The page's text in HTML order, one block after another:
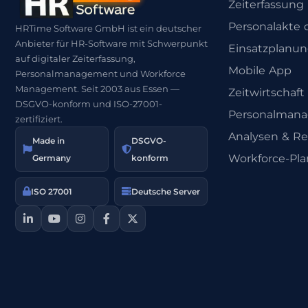
HRTime Software GmbH ist ein deutscher
Anbieter für HR-Software mit Schwerpunkt
auf digitaler Zeiterfassung,
Personalmanagement und Workforce
Management. Seit 2003 aus Essen —
DSGVO-konform und ISO-27001-
zertifiziert.
Made in
Germany
DSGVO-
konform
ISO 27001 Deutsche Server
Zeiterfassung
Personalakte
Mobile App
Zeitwirtschaft
Analysen &
Workforce-